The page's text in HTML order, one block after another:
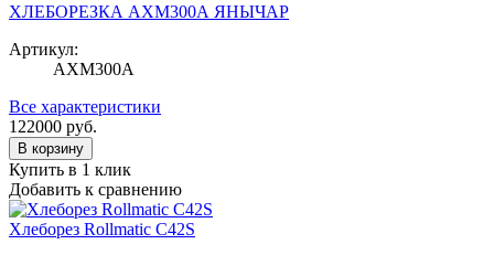
ХЛЕБОРЕЗКА АХМ300А ЯНЫЧАР
Артикул:
АХМ300А
Все характеристики
122000 руб.
В корзину
Купить в 1 клик
Добавить к сравнению
Хлеборез Rollmatic C42S